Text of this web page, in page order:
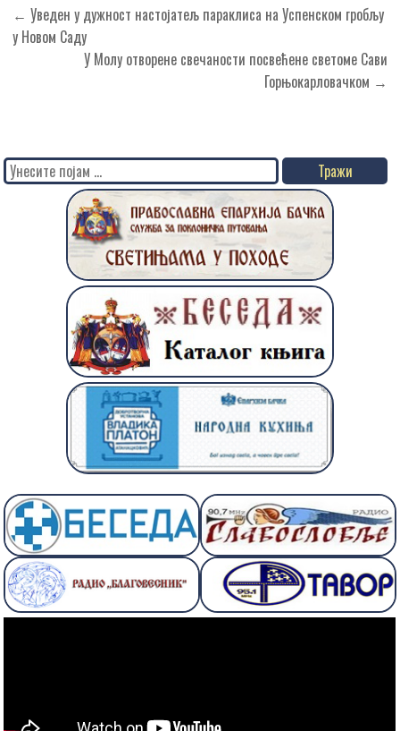
Кретање
чланка
← Уведен у дужност настојатељ параклиса на Успенском гробљу
у Новом Саду
У Молу отворене свечаности посвећене светоме Сави
Горњокарловачком →
Search
for: